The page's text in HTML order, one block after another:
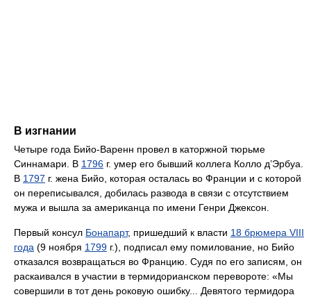
В изгнании
Четыре года Бийо-Варенн провел в каторжной тюрьме
Синнамари. В 1796 г. умер его бывший коллега Колло д’Эрбуа.
В 1797 г. жена Бийо, которая осталась во Франции и с которой
он переписывался, добилась развода в связи с отсутствием
мужа и вышла за американца по имени Генри Джексон.
Первый консул Бонапарт, пришедший к власти 18 брюмера VIII
года (9 ноября 1799 г.), подписал ему помилование, но Бийо
отказался возвращаться во Францию. Судя по его записям, он
раскаивался в участии в термидорианском перевороте: «Мы
совершили в тот день роковую ошибку... Девятого термидора